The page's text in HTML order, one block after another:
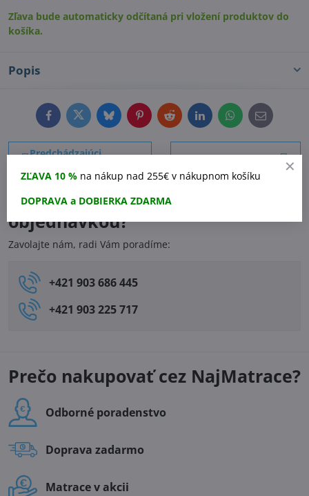
Zľava bude automaticky odčítaná pri vložení produktov do
košíka.
Popis
FacebookTwitterBlueskyPinterestRedditLinkedInWhatsApp
E-
mail
Predchádzajúci
Nasledujúci produkt
Potrebujete pomôcť s
objednávkou?
Zavolajte nám, radi Vám poradíme:
+421 903 686 445
+421 903 225 717
Prečo nakupovať cez NajMatrace?
Odborné poradenstvo
Doprava zadarmo
Matrace v akcii
ZĽAVA 10 % na nákup nad 255€ v nákupnom košíku
DOPRAVA a DOBIERKA ZDARMA